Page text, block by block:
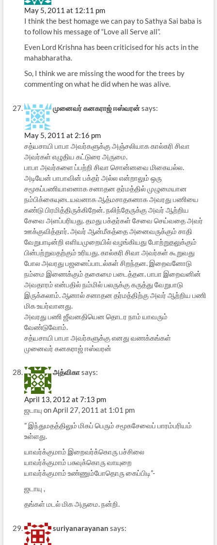
May 5, 2011 at 12:11 pm
I think the best homage we can pay to Sathya Sai baba is
to follow his message of “Love all Serve all”.
Even Lord Krishna has been criticised for his acts in the
mahabharatha.
So, I think we are missing the wood for the trees by
commenting on what he did when he was alive.
முனைவர் கனகராஜ் ஈஸ்வரன்says:
May 5, 2011 at 2:16 pm
சத்யசாயி பாபா அவர்களுக்கு அஞ்சலியாக கால்கரி சிவா
அவர்கள் எழுதிய கட்டுரை அருமை.
பாபா அவர்களை ப்பற்றி சிவா சொன்னவை மிகையல்ல.
அடியேன் பாபாவின் பக்தர் அல்ல என்றாலும் ஒரு
சமூகப்பணியாளனாக சனாதன தர்மத்தில் முழுமையான
நம்பிக்கையுடையவனாக ஆத்மசாதகனாக அவரது பணியை
கண்டு பிரமித்திருக்கிறேன். நலிந்தேருக்கு அவர் ஆற்றிய
சேவை அளப்பரியது. தமது பக்தர்கள் சேவை செய்வதை அவர்
ஊக்குவித்தார். அவர் ஆன்மீகத்தை அனைவருக்கும் சாதி
வேறுபாடின்றி எளியமுறையில் வழங்கியது போற்றுதலுக்கும்
பின்பற்றுவதற்கும் உரியது. கால்கரி சிவா அவர்கள் கூறுவது
போல அவரது பஜனைப்பாடல்கள் சிறந்தன. இறைவனோடு
நம்மை இணைக்கும் தகைமை படைத்தன. பாபா இறைவனின்
அவதாரம் என்பதில் நம்மில் பலருக்கு கருத்து வேறுபாடு
இருக்கலாம். ஆனால் சனாதன தர்மத்திற்கு அவர் ஆற்றிய பணி
மிக உயர்வானது.
அவரது பணி ஜீவனதியென தொடர நாம் யாவரும்
வேண்டுவோம்.
சத்யசாயி பாபா அவர்களுக்கு எனது வணக்கங்கள்
முனைவர் கனகராஜ் ஈஸ்வரன்
அத்விகாsays:
April 13, 2012 at 7:13 pm
ஜடாயு on April 27, 2011 at 1:01 pm
” இந்துமதத்திலும் மிகப் பெரும் சமூகசேவைப் பாரம்பரியம்
உள்ளது.
யாவர்க்குமாம் இறைவர்க்கொரு பச்சிலை
யாவர்க்குமாம் பசுவுக்கொரு வாயுறை
யாவர்க்குமாம் உண்ணும்போதொரு கைப்பிடி”-
ஜடாயு ,
தங்கள் மடல் மிக அருமை. நன்றி.
suriyanarayanan says: